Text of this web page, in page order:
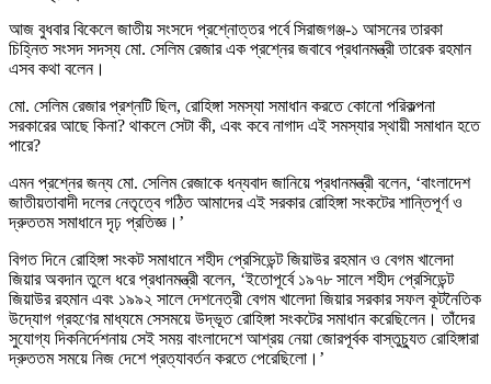
আজ বুধবার বিকেলে জাতীয় সংসদে প্রশ্নোত্তর পর্বে সিরাজগঞ্জ-১ আসনের তারকা
চিহ্নিত সংসদ সদস্য মো. সেলিম রেজার এক প্রশ্নের জবাবে প্রধানমন্ত্রী তারেক রহমান
এসব কথা বলেন।
মো. সেলিম রেজার প্রশ্নটি ছিল, রোহিঙ্গা সমস্যা সমাধান করতে কোনো পরিকল্পনা
সরকারের আছে কিনা? থাকলে সেটা কী, এবং কবে নাগাদ এই সমস্যার স্থায়ী সমাধান হতে
পারে?
এমন প্রশ্নের জন্য মো. সেলিম রেজাকে ধন্যবাদ জানিয়ে প্রধানমন্ত্রী বলেন, ‘বাংলাদেশ
জাতীয়তাবাদী দলের নেতৃত্বে গঠিত আমাদের এই সরকার রোহিঙ্গা সংকটের শান্তিপূর্ণ ও
দ্রুততম সমাধানে দৃঢ় প্রতিজ্ঞ।’
বিগত দিনে রোহিঙ্গা সংকট সমাধানে শহীদ প্রেসিডেন্ট জিয়াউর রহমান ও বেগম খালেদা
জিয়ার অবদান তুলে ধরে প্রধানমন্ত্রী বলেন, ‘ইতোপূর্বে ১৯৭৮ সালে শহীদ প্রেসিডেন্ট
জিয়াউর রহমান এবং ১৯৯২ সালে দেশনেত্রী বেগম খালেদা জিয়ার সরকার সফল কূটনৈতিক
উদ্যোগ গ্রহণের মাধ্যমে সেসময়ে উদ্ভূত রোহিঙ্গা সংকটের সমাধান করেছিলেন। তাঁদের
সুযোগ্য দিকনির্দেশনায় সেই সময় বাংলাদেশে আশ্রয় নেয়া জোরপূর্বক বাস্তুচ্যুত রোহিঙ্গারা
দ্রুততম সময়ে নিজ দেশে প্রত্যাবর্তন করতে পেরেছিলো।’